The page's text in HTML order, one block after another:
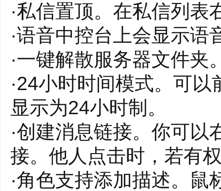
·私信置顶。在私信列
·语音中控台上会显示
·一键解散服务器文件
·24小时时间模式。可
显示为24小时制。
·创建消息链接。你可
接。他人点击时，若有
·角色支持添加描述。